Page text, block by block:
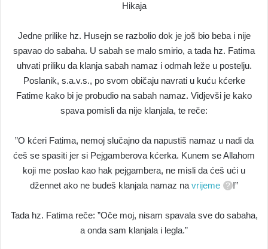
Hikaja
Jedne prilike hz. Husejn se razbolio dok je još bio beba i nije
spavao do sabaha. U sabah se malo smirio, a tada hz. Fatima
uhvati priliku da klanja sabah namaz i odmah leže u postelju.
Poslanik, s.a.v.s., po svom običaju navrati u kuću kćerke
Fatime kako bi je probudio na sabah namaz. Vidjevši je kako
spava pomisli da nije klanjala, te reče:
”O kćeri Fatima, nemoj slučajno da napustiš namaz u nadi da
ćeš se spasiti jer si Pejgamberova kćerka. Kunem se Allahom
koji me poslao kao hak pejgambera, ne misli da ćeš ući u
džennet ako ne budeš klanjala namaz na vrijeme !”
Tada hz. Fatima reče: ”Oče moj, nisam spavala sve do sabaha,
a onda sam klanjala i legla.”